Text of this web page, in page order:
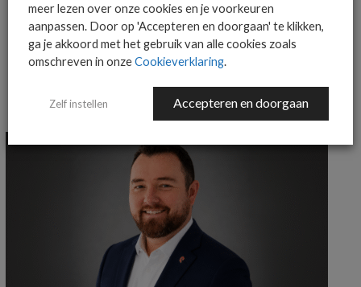
MEER OVER AI LINDEN-IT
MEER ALGEMEEN IT NIEUWS NIEUWS
meer lezen over onze cookies en je voorkeuren
aanpassen. Door op 'Accepteren en doorgaan' te klikken,
ga je akkoord met het gebruik van alle cookies zoals
omschreven in onzeCookieverklaring.
Zelf instellen Accepteren en doorgaan